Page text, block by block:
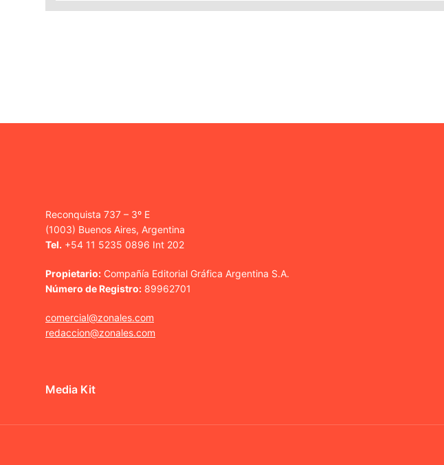
Reconquista 737 – 3º E
(1003) Buenos Aires, Argentina
Tel. +54 11 5235 0896 Int 202
Propietario: Compañía Editorial Gráfica Argentina S.A.
Número de Registro: 89962701
comercial@zonales.com
redaccion@zonales.com
Media Kit